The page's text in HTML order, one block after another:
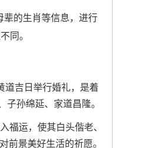
辈的生肖等信息，进行
同。
道吉日举行婚礼，是着
孙绵延、家道昌隆。
福运，使其白头偕老、
前景美好生活的祈愿。